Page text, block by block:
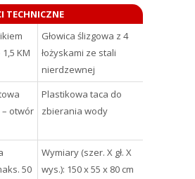
TECHNICZNE
1,5 KM
Głowica ślizgowa z 4
łożyskami ze stali
nierdzewnej
– otwór
Plastikowa taca do
zbierania wody
50
Wymiary (szer. X gł. X
wys.): 150 x 55 x 80 cm